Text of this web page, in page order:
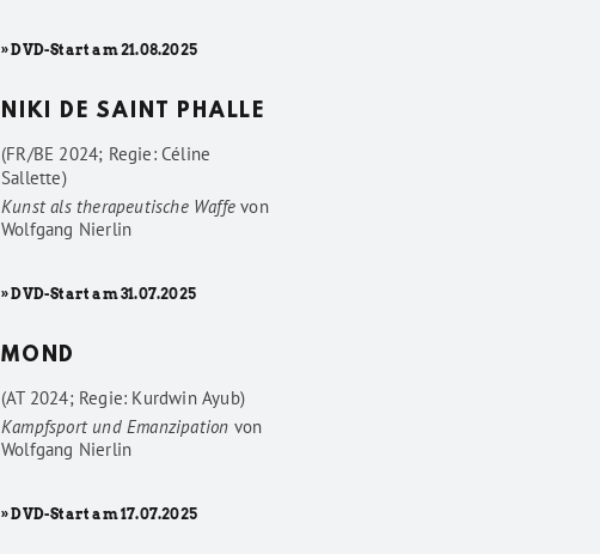
» DVD-Start am 21.08.2025
NIKI DE SAINT PHALLE
(FR/BE 2024; Regie: Céline
Sallette)
Kunst als therapeutische Waffevon
Wolfgang Nierlin
» DVD-Start am 31.07.2025
MOND
(AT 2024; Regie: Kurdwin Ayub)
Kampfsport und Emanzipation von
Wolfgang Nierlin
» DVD-Start am 17.07.2025